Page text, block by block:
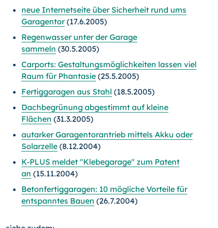
neue Internetseite über Sicherheit rund ums
Garagentor(17.6.2005)
Regenwasser unter der Garage
sammeln (30.5.2005)
Carports: Gestaltungsmöglichkeiten lassen viel
Raum für Phantasie (25.5.2005)
Fertiggaragen aus Stahl (18.5.2005)
Dachbegrünung abgestimmt auf kleine
Flächen (31.3.2005)
autarker Garagentorantrieb mittels Akku oder
Solarzelle (8.12.2004)
K-PLUS meldet "Klebegarage" zum Patent
an (15.11.2004)
Betonfertiggaragen: 10 mögliche Vorteile für
entspanntes Bauen (26.7.2004)